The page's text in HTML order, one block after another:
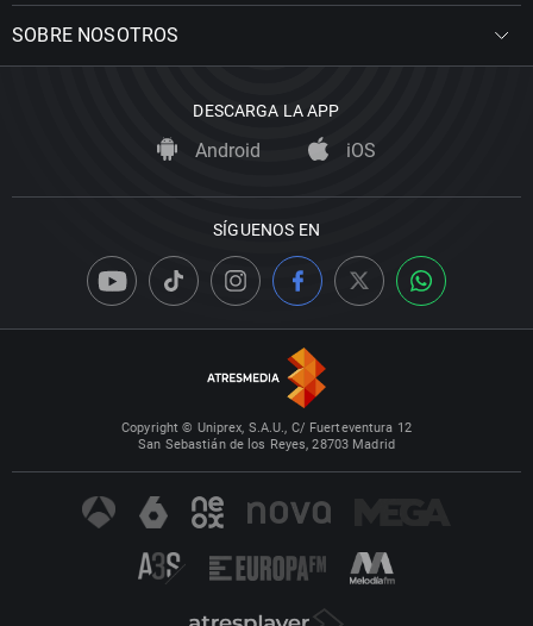
SOBRE NOSOTROS
DESCARGA LA APP
Android iOS
SÍGUENOS EN
Copyright © Uniprex, S.A.U., C/ Fuerteventura 12
San Sebastián de los Reyes, 28703 Madrid